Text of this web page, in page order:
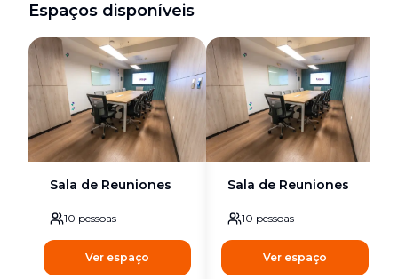
Espaços disponíveis
Sala de Reuniones
10 pessoas
Ver espaço
Sala de Reuniones
10 pessoas
Ver espaço